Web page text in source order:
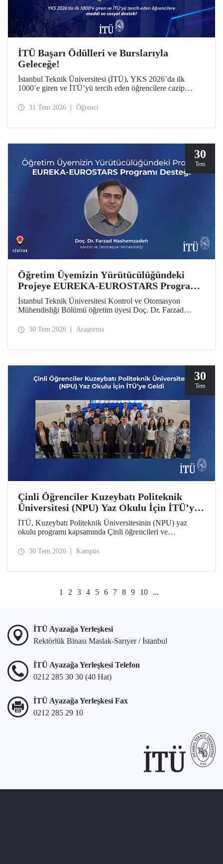
İTÜ Başarı Ödülleri ve Burslarıyla
Geleceğe!
İstanbul Teknik Üniversitesi (İTÜ), YKS 2026’da ilk
1000’e giren ve İTÜ’yü tercih eden öğrencilere cazip
31 Tem 2026 Öğrenci
30
Tem
Öğretim Üyemizin Yürütücülüğündeki
Projeye EUREKA-EUROSTARS Programı
Desteği
İstanbul Teknik Üniversitesi Kontrol ve Otomasyon
Mühendisliği Bölümü öğretim üyesi Doç. Dr. Farzad
Driven Resilient Power Systems: Revolutionizing Energy
30 Tem 2026 Araştırma
30
Tem
Çinli Öğrenciler Kuzeybatı Politeknik
Üniversitesi (NPU) Yaz Okulu İçin İTÜ’ye
Geldi
İTÜ, Kuzeybatı Politeknik Üniversitesinin (NPU) yaz
okulu programı kapsamında Çinli öğrencileri ve
30 Tem 2026 Kampüs
1 2 3 4 5 6 7 8 9 10 ...
İTÜ Ayazağa Yerleşkesi
Rektörlük Binası Maslak-Sarıyer / İstanbul
İTÜ Ayazağa Yerleşkesi Telefon
0212 285 30 30 (40 Hat)
İTÜ Ayazağa Yerleşkesi Fax
0212 285 29 10